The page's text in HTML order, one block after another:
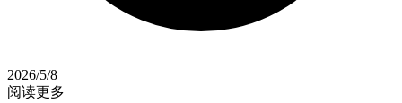
2026/5/8
阅读更多